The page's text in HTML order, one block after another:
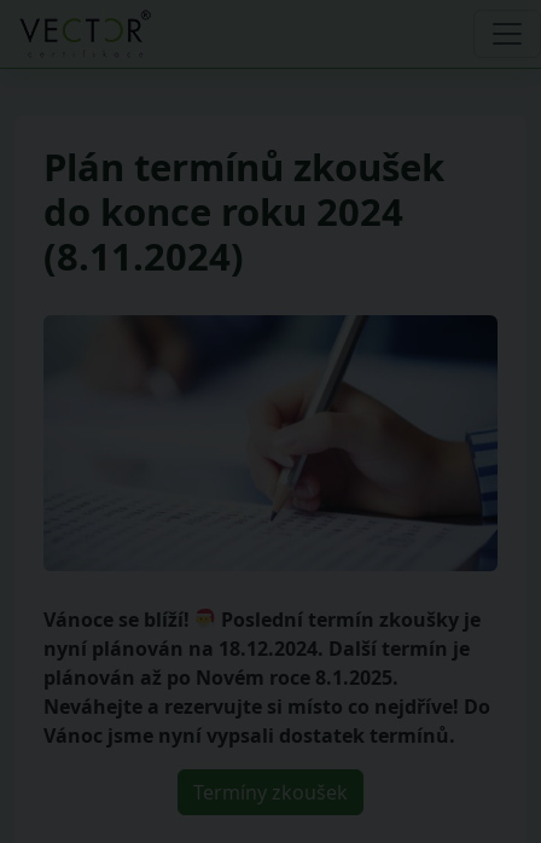
Plán termínů zkoušek
do konce roku 2024
(8.11.2024)
Vánoce se blíží!
Poslední termín zkoušky je
nyní plánován na 18.12.2024. Další termín je
plánován až po Novém roce 8.1.2025.
Neváhejte a rezervujte si místo co nejdříve! Do
Vánoc jsme nyní vypsali dostatek termínů.
Termíny zkoušek